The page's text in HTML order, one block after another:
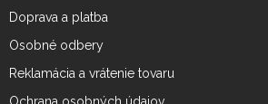
Doprava a platba
Osobné odbery
Reklamácia a vrátenie tovaru
Ochrana osobných údajov